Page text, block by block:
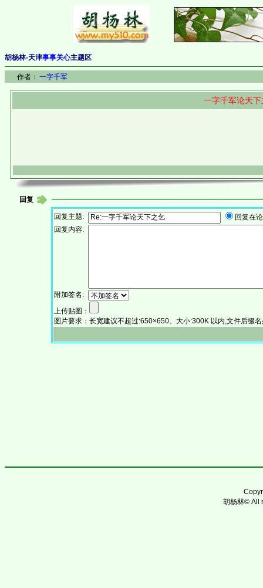
胡杨林-天津事事关心主题区
作者： 一字千军
一字千军论天下
回复
回复主题:
回复在
回复内容:
附加签名:
上传贴图：
图片要求：长宽建议不超过:650×650。大小:300K 以内,文件后缀
胡杨林© All